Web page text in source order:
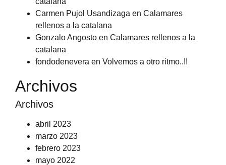
Carmen Pujol Usandizaga en Calamares
rellenos a la catalana
Gonzalo Angosto en Calamares rellenos a la
catalana
fondodenevera en Volvemos a otro ritmo..!!
Archivos
Archivos
abril 2023
marzo 2023
febrero 2023
mayo 2022